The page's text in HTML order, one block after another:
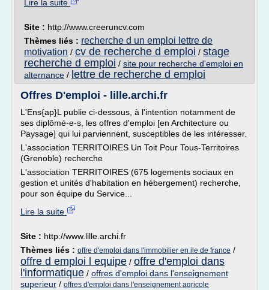
Lire la suite
Site : http://www.creeruncv.com
Thèmes liés : recherche d un emploi lettre de
motivation / cv de recherche d emploi / stage
recherche d emploi / site pour recherche d'emploi en
alternance / lettre de recherche d emploi
Offres D'emploi - lille.archi.fr
L'Ens{ap}L publie ci-dessous, à l'intention notamment de
ses diplômé-e-s, les offres d'emploi [en Architecture ou
Paysage] qui lui parviennent, susceptibles de les intéresser.
L'association TERRITOIRES Un Toit Pour Tous-Territoires
(Grenoble) recherche
L'association TERRITOIRES (675 logements sociaux en
gestion et unités d'habitation en hébergement) recherche,
pour son équipe du Service...
Lire la suite
Site : http://www.lille.archi.fr
Thèmes liés : offre d'emploi dans l'immobilier en ile de france /
offre d emploi l equipe / offre d'emploi dans
l'informatique / offres d'emploi dans l'enseignement
superieur / offres d'emploi dans l'enseignement agricole